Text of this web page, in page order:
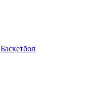
Баскетбол